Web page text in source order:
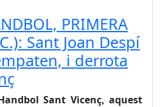
PRIMERA
Sant Joan Despí
i derrota
Sant Vicenç, aquest